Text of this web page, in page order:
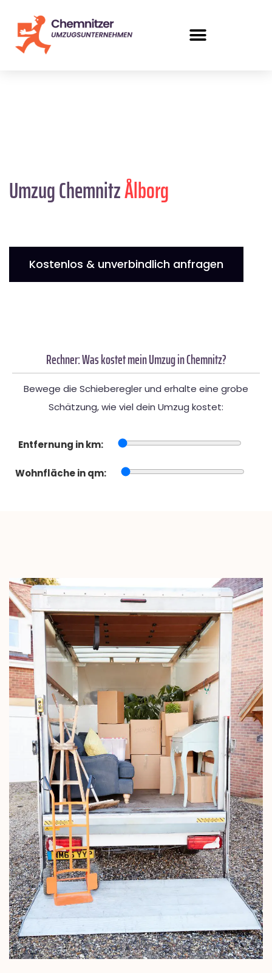
Umzug ChemnitzÅlborg
Kostenlos & unverbindlich anfragen
Rechner: Was kostet mein Umzug in Chemnitz?
Bewege die Schieberegler und erhalte eine grobe
Schätzung, wie viel dein Umzug kostet:
Entfernung in km:
Wohnfläche in qm: